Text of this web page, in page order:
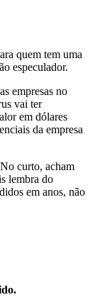
quem tem uma
especulador.
empresas no
vai ter
em dólares
da empresa
curto, acham
lembra do
em anos, não